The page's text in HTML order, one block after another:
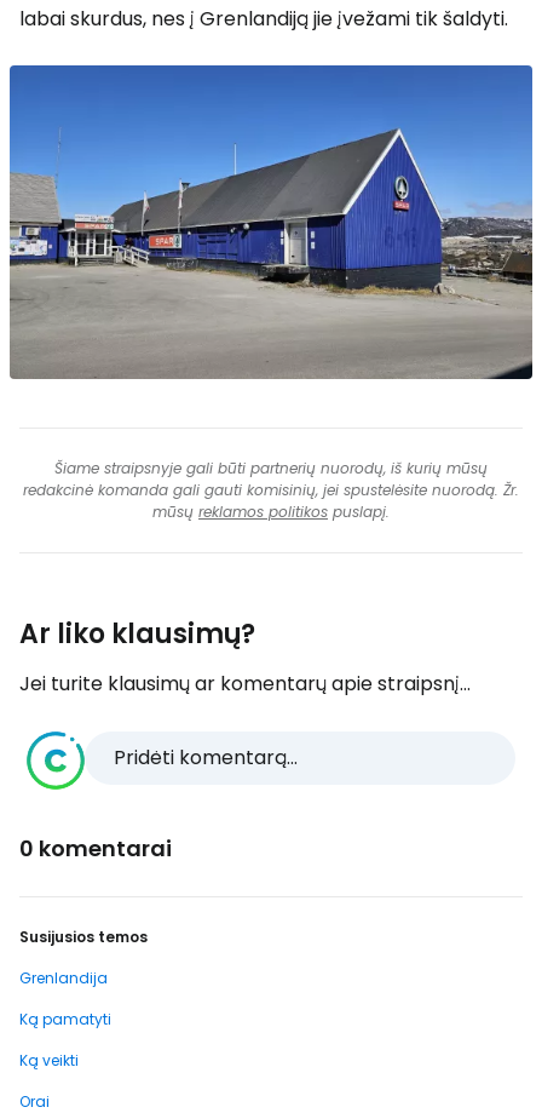
labai skurdus, nes į Grenlandiją jie įvežami tik šaldyti.
Šiame straipsnyje gali būti partnerių nuorodų, iš kurių mūsų
redakcinė komanda gali gauti komisinių, jei spustelėsite nuorodą. Žr.
mūsų reklamos politikos puslapį.
Ar liko klausimų?
Jei turite klausimų ar komentarų apie straipsnį...
Pridėti komentarą...
0 komentarai
Susijusios temos
Grenlandija
Ką pamatyti
Ką veikti
Orai